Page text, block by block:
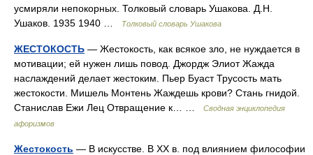
усмиряли непокорных. Толковый словарь Ушакова. Д.Н.
Ушаков. 1935 1940 …
Толковый словарь Ушакова
ЖЕСТОКОСТЬ — Жестокость, как всякое зло, не нуждается в
мотивации; ей нужен лишь повод. Джордж Элиот Жажда
наслаждений делает жестоким. Пьер Буаст Трусость мать
жестокости. Мишель Монтень Жаждешь крови? Стань гнидой.
Станислав Ежи Лец Отвращение к… …
Сводная энциклопедия
афоризмов
Жестокость — В искусстве. В XX в. под влиянием философии